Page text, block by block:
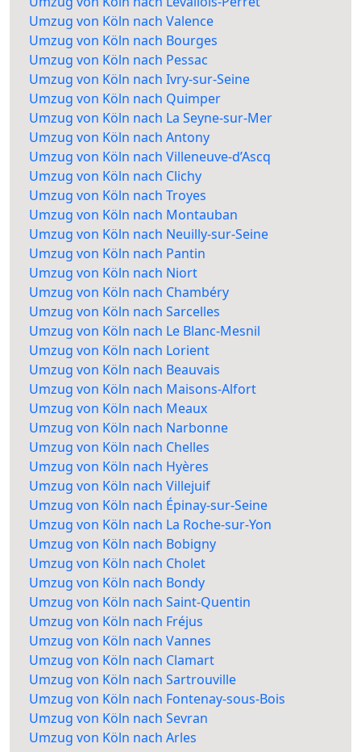
Umzug von Köln nach Valence
Umzug von Köln nach Bourges
Umzug von Köln nach Pessac
Umzug von Köln nach Ivry-sur-Seine
Umzug von Köln nach Quimper
Umzug von Köln nach La Seyne-sur-Mer
Umzug von Köln nach Antony
Umzug von Köln nach Villeneuve-d’Ascq
Umzug von Köln nach Clichy
Umzug von Köln nach Troyes
Umzug von Köln nach Montauban
Umzug von Köln nach Neuilly-sur-Seine
Umzug von Köln nach Pantin
Umzug von Köln nach Niort
Umzug von Köln nach Chambéry
Umzug von Köln nach Sarcelles
Umzug von Köln nach Le Blanc-Mesnil
Umzug von Köln nach Lorient
Umzug von Köln nach Beauvais
Umzug von Köln nach Maisons-Alfort
Umzug von Köln nach Meaux
Umzug von Köln nach Narbonne
Umzug von Köln nach Chelles
Umzug von Köln nach Hyères
Umzug von Köln nach Villejuif
Umzug von Köln nach Épinay-sur-Seine
Umzug von Köln nach La Roche-sur-Yon
Umzug von Köln nach Bobigny
Umzug von Köln nach Cholet
Umzug von Köln nach Bondy
Umzug von Köln nach Saint-Quentin
Umzug von Köln nach Fréjus
Umzug von Köln nach Vannes
Umzug von Köln nach Clamart
Umzug von Köln nach Sartrouville
Umzug von Köln nach Fontenay-sous-Bois
Umzug von Köln nach Sevran
Umzug von Köln nach Arles